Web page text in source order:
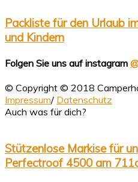
Packliste für den Urlaub
und Kindern
Folgen Sie uns auf instagram
© Copyright © 2018
Impressum/ Datenschutz
Auch was für dich?
Stützenlose Markise für
Perfectroof 4500 am